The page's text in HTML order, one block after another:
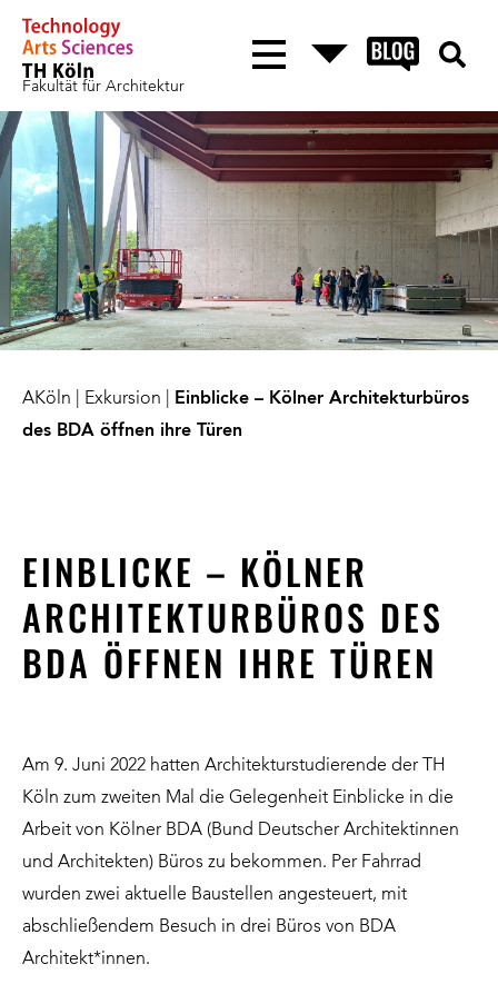
Fakultät für Architektur
AKöln Exkursion
Einblicke – Kölner Architekturbüros
des BDA öffnen ihre Türen
EINBLICKE – KÖLNER
ARCHITEKTURBÜROS DES
BDA ÖFFNEN IHRE TÜREN
Am 9. Juni 2022 hatten Architekturstudierende der TH
Köln zum zweiten Mal die Gelegenheit Einblicke in die
Arbeit von Kölner BDA (Bund Deutscher Architektinnen
und Architekten) Büros zu bekommen. Per Fahrrad
wurden zwei aktuelle Baustellen angesteuert, mit
abschließendem Besuch in drei Büros von BDA
Architekt*innen.